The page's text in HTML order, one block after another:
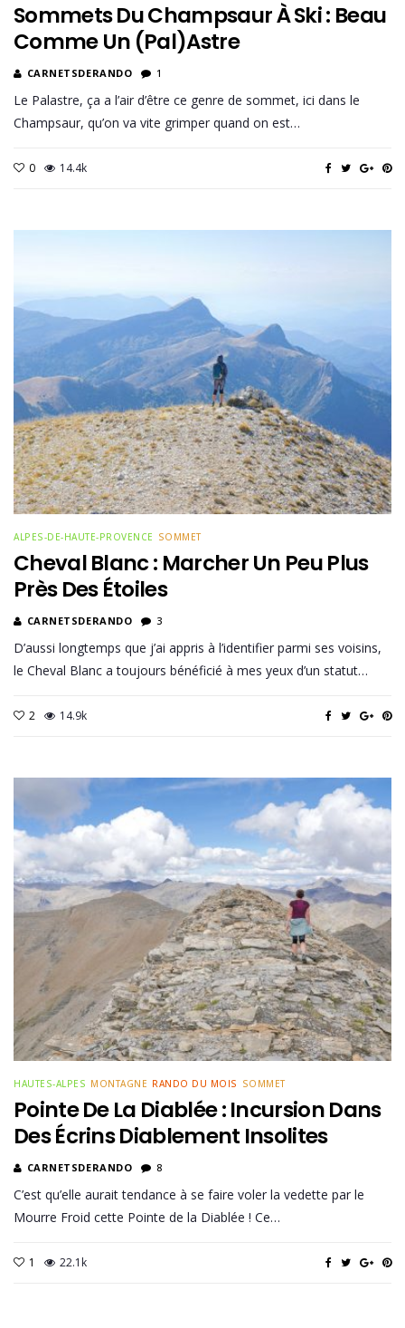
Sommets Du Champsaur À Ski : Beau
Comme Un (Pal)astre
CARNETSDERANDO 1
Le Palastre, ça a l’air d’être ce genre de sommet, ici dans le
Champsaur, qu’on va vite grimper quand on est…
0 14.4k
ALPES-DE-HAUTE-PROVENCE SOMMET
Cheval Blanc : Marcher Un Peu Plus
Près Des Étoiles
CARNETSDERANDO 3
D’aussi longtemps que j’ai appris à l’identifier parmi ses voisins,
le Cheval Blanc a toujours bénéficié à mes yeux d’un statut…
2 14.9k
HAUTES-ALPES MONTAGNE RANDO DU MOIS SOMMET
Pointe De La Diablée : Incursion Dans
Des Écrins Diablement Insolites
CARNETSDERANDO 8
C’est qu’elle aurait tendance à se faire voler la vedette par le
Mourre Froid cette Pointe de la Diablée ! Ce…
1 22.1k